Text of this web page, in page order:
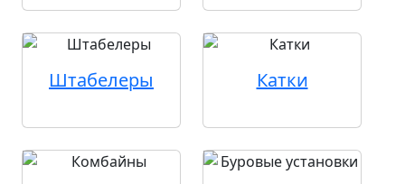
Штабелеры Катки